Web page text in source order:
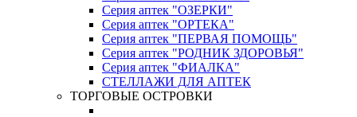
Серия аптек "ОЗЕРКИ"
Серия аптек "ОРТЕКА"
Серия аптек "ПЕРВАЯ ПОМОЩЬ"
Серия аптек "РОДНИК ЗДОРОВЬЯ"
Серия аптек "ФИАЛКА"
СТЕЛЛАЖИ ДЛЯ АПТЕК
ТОРГОВЫЕ ОСТРОВКИ